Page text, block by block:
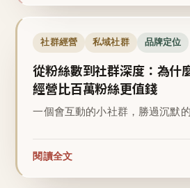
社群經營 私域社群 品牌定位
從粉絲數到社群深度：為什
經營比百萬粉絲更值錢
一個會互動的小社群，勝過沉默的
閱讀全文